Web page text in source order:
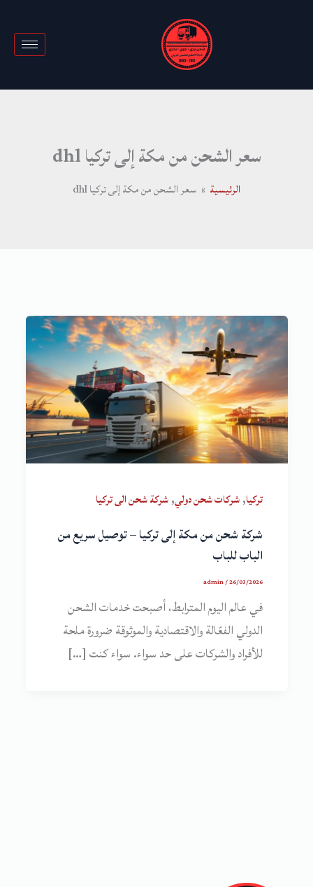
سعر الشحن من مكة إلى تركيا dhl
الرئيسية سعر الشحن من مكة إلى تركيا dhl
تركيا,شركات شحن دولي,شركة شحن الى تركيا
شركة شحن من مكة إلى تركيا – توصيل سريع من
الباب للباب
admin/26/03/2026
في عالم اليوم المترابط، أصبحت خدمات الشحن
الدولي الفعّالة والاقتصادية والموثوقة ضرورة ملحة
للأفراد والشركات على حد سواء. سواء كنت […]